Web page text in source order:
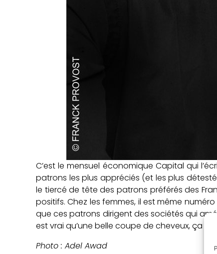
C’est le mensuel économique Capital qui
patrons les plus appréciés (et les plus
le tiercé de tête des patrons préférés des
positifs. Chez les femmes, il est même
que ces patrons dirigent des sociétés qui
est vrai qu’une belle coupe de cheveux, ça
Photo : Adel Awad